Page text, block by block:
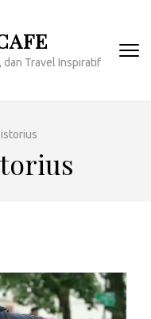
dan Travel Inspiratif